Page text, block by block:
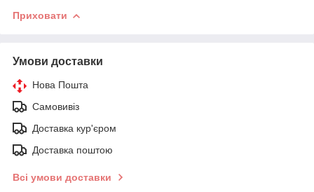
Приховати
Умови доставки
Нова Пошта
Самовивіз
Доставка кур'єром
Доставка поштою
Всі умови доставки